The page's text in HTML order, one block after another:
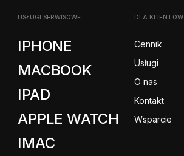
USŁUGI SERWISOWE
IPHONE
MACBOOK
IPAD
APPLE WATCH
IMAC
DLA KLIENTÓW
Cennik
Usługi
O nas
Kontakt
Wsparcie